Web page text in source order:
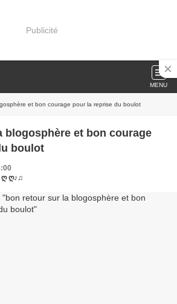
Publicité
MENU
et bon courage pour la reprise du boulot
blogosphère et bon courage
boulot
ღ ღ♪♫